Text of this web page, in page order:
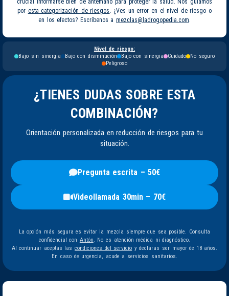
crucial informarse bien de antemano para proteger la salud. Nos guiamos
por esta categorización de riesgos . ¿Ves un error en el nivel de riesgo o
en los efectos? Escríbenos a mezclas@ladrogopedia.com.
Nivel de riesgo:
Bajo sin sinergia
Bajo con disminución Bajo con sinergia Cuidado
No seguro
Peligroso
¿TIENES DUDAS SOBRE ESTA
COMBINACIÓN?
Orientación personalizada en reducción de riesgos para tu
situación.
Pregunta escrita – 50€
Videollamada 30min – 70€
La opción más segura es evitar la mezcla siempre que sea posible. Consulta
confidencial con Antón. No es atención médica ni diagnóstico.
Al continuar aceptas las condiciones del servicio y declaras ser mayor de 18 años.
En caso de urgencia, acude a servicios sanitarios.